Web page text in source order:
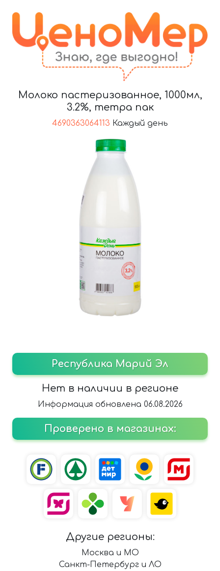
Молоко пастеризованное, 1000мл,
3.2%, тетра пак
4690363064113 Каждый день
Республика Марий Эл
Нет в наличии в регионе
Информация обновлена 06.08.2026
Проверено в магазинах:
Другие регионы:
Москва и МО
Санкт-Петербург и ЛО